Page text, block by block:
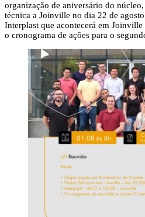
organização de aniversário do
técnica a Joinville no dia 22 de
Interplast que acontecerá em
o cronograma de ações para o